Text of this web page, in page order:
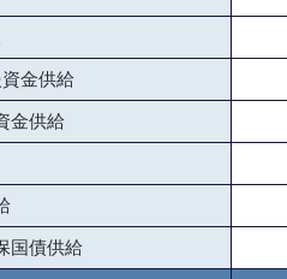
金供給
金供給
国債供給